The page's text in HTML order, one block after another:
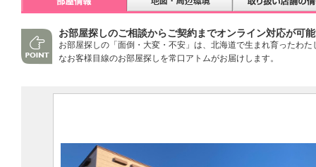
お部屋探しのご相談からご契約までオンライン対応が可
お部屋探しの「面倒・大変・不安」は、北海道で生まれ育ったわ
なお客様目線のお部屋探しを常口アトムがお届けします。